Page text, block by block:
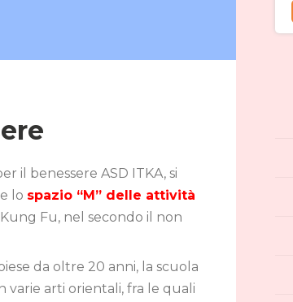
il benessere ASD ITKA, si
e lo spazio “M” delle attività
Fu, nel secondo il non
da oltre 20 anni, la scuola
varie arti orientali, fra le quali